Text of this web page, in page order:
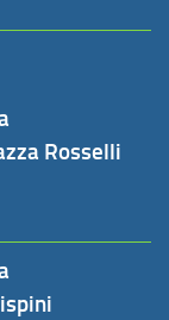
Rosselli